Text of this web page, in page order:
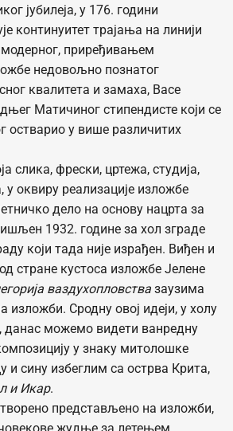
јубилеја, у 176. години
континуитет трајања на линији
приређивањем
недовољно познатог
квалитета и замаха, Васе
Матичиног стипендисте који се
остварио у више различитих
слика, фрески, цртежа, студија,
у оквиру реализације изложбе
дело на основу нацрта за
1932. године за хол зграде
који тада није израђен. Виђен и
стране кустоса изложбе Јелене
ваздухопловства заузима
изложби. Сродну овој идеји, у холу
данас можемо видети ванредну
у знаку митолошке
и сину избеглим са острва Крита,
и Икар.
представљено на изложби,
жудње за летењем